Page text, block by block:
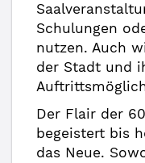
Schulungen
nutzen. Auch
der Stadt und
Der Flair der
begeistert bis
das Neue.